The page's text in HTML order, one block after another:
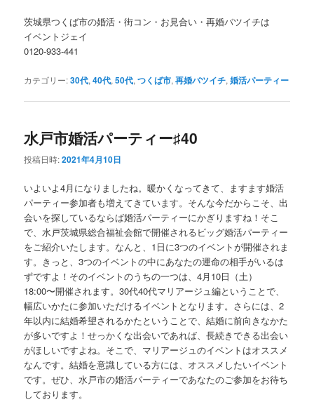
茨城県つくば市の婚活・街コン・お見合い・再婚バツイチは
イベントジェイ
0120-933-441
カテゴリー:30代,40代,50代,つくば市,再婚バツイチ,婚活パーティー
水戸市婚活パーティー♯40
投稿日時:2021年4月10日
いよいよ4月になりましたね。暖かくなってきて、ますます婚活
パーティー参加者も増えてきています。そんな今だからこそ、出
会いを探しているならば婚活パーティーにかぎりますね！そこ
で、水戸茨城県総合福祉会館で開催されるビッグ婚活パーティー
をご紹介いたします。なんと、1日に3つのイベントが開催されま
す。きっと、3つのイベントの中にあなたの運命の相手がいるは
ずですよ！そのイベントのうちの一つは、4月10日（土）
18:00〜開催されます。30代40代マリアージュ編ということで、
幅広いかたに参加いただけるイベントとなります。さらには、2
年以内に結婚希望されるかたということで、結婚に前向きなかた
が多いですよ！せっかくな出会いであれば、長続きできる出会い
がほしいですよね。そこで、マリアージュのイベントはオススメ
なんです。結婚を意識している方には、オススメしたいイベント
です。ぜひ、水戸市の婚活パーティーであなたのご参加をお待ち
しております。